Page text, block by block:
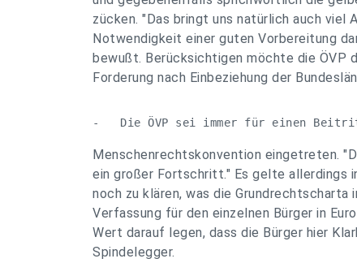
zücken. "Das bringt uns natürlich auch viel
Notwendigkeit einer guten Vorbereitung
bewußt. Berücksichtigen möchte die ÖVP
Forderung nach Einbeziehung der
-   Die ÖVP sei immer für einen
Menschenrechtskonvention eingetreten.
ein großer Fortschritt." Es gelte allerdings
noch zu klären, was die Grundrechtscharta
Verfassung für den einzelnen Bürger in
Wert darauf legen, dass die Bürger hier
Spindelegger.